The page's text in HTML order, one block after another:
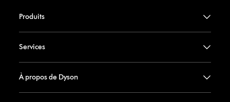
Produits
Services
À propos de Dyson